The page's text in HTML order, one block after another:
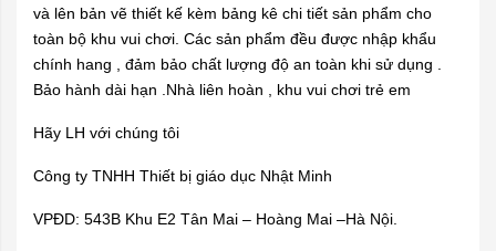
và lên bản vẽ thiết kế kèm bảng kê chi tiết sản phẩm cho
toàn bộ khu vui chơi. Các sản phẩm đều được nhập khẩu
chính hang , đảm bảo chất lượng độ an toàn khi sử dụng .
Bảo hành dài hạn .Nhà liên hoàn , khu vui chơi trẻ em
Hãy LH với chúng tôi
Công ty TNHH Thiết bị giáo dục Nhật Minh
VPĐD: 543B Khu E2 Tân Mai – Hoàng Mai –Hà Nội.